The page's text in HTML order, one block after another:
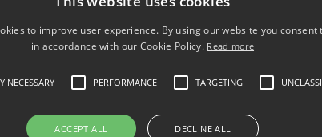
non-contact voltage detector
to improve user experience. By using our website you consent
in accordance with our Cookie Policy. Read more
NECESSARY PERFORMANCE TARGETING
ACCEPT ALL DECLINE ALL